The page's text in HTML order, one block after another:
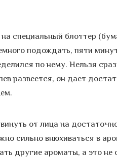
специальный блоттер
подождать, пяти
по нему. Нельзя
развеется, он дает
от лица на
сильно внюхиваться в
другие ароматы, а это не